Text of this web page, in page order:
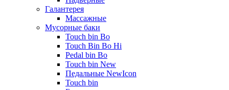
Галантерея
Массажные
Мусорные баки
Touch bin Bo
Touch Bin Bo Hi
Pedal bin Bo
Touch bin New
Педальные NewIcon
Touch bin